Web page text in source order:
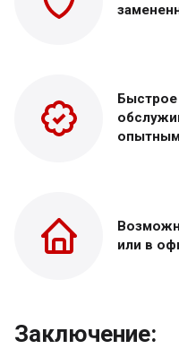
или в
Заключение: